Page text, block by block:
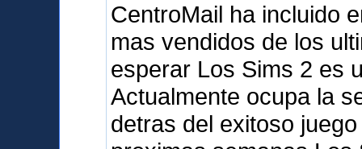
CentroMail ha incluido
mas vendidos de los
esperar Los Sims 2 es
Actualmente ocupa la
detras del exitoso